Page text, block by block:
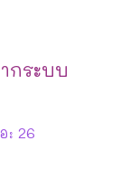
กระบบ
: 26